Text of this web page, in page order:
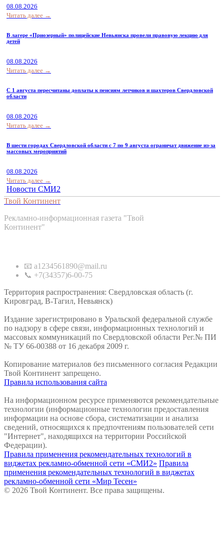
08.08.2026
Читать далее →
В лагере «Приозерный» полицейские Невьянска провели правовую лекцию для
детей
08.08.2026
Читать далее →
С 1 августа пересчитаны доплаты к пенсиям летчиков и шахтеров Свердловской
области
08.08.2026
Читать далее →
В шести городах Свердловской области с 7 по 9 августа ограничат движение из-за
массовых мероприятий
08.08.2026
Читать далее →
Новости СМИ2
Твой Континент
Рекламно-информационная газета "Твой
Континент"
📧 a1234561890@mail.ru
📞 +7(34357)6-00-75
Территория распространения: Свердловская область (г.
Кировград, В-Тагил, Невьянск)
Издание зарегистрировано в Уральской федеральной службе
по надзору в сфере связи, информационных технологий и
массовых коммуникаций по Свердловской области Рег.№ ПИ
№ ТУ 66-00388 от 16 декабря 2009 г.
Копирование материалов без письменного согласия Редакции
Твой Континент запрещено.
Правила использования сайта
На информационном ресурсе применяются рекомендательные
технологии (информационные технологии предоставления
информации на основе сбора, систематизации и анализа
сведений, относящихся к предпочтениям пользователей сети
"Интернет", находящихся на территории Российской
Федерации).
Правила применения рекомендательных технологий в
виджетах рекламно-обменной сети «СМИ2» Правила
применения рекомендательных технологий в виджетах
рекламно-обменной сети «Мир Тесен»
© 2026 Твой Континент. Все права защищены.